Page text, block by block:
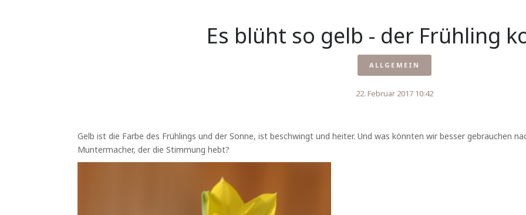
Es blüht so gelb - der Frühling
ALLGEMEIN
22. Februar 2017 10:42
Gelb ist die Farbe des Frühlings und der Sonne, ist beschwingt und heiter. Und was könnten wir besser gebrauchen
Muntermacher, der die Stimmung hebt?